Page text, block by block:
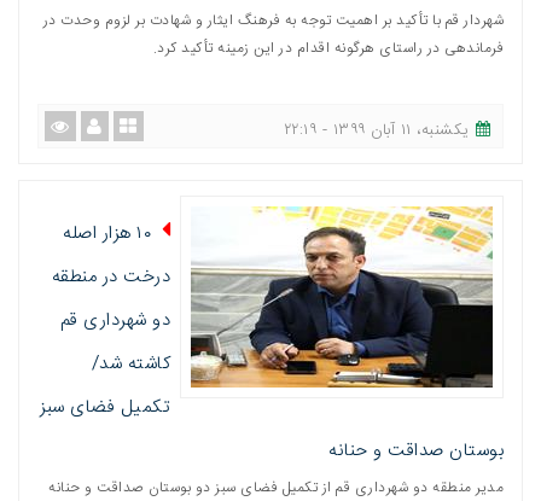
شهردار قم با تأکید بر اهمیت توجه به فرهنگ ایثار و شهادت بر لزوم وحدت در
فرماندهی در راستای هرگونه اقدام در این زمینه تأکید کرد.
یکشنبه، ١١ آبان ١٣٩٩ - ٢٢:١٩
۱۰ هزار اصله
درخت در منطقه
دو شهرداری قم
کاشته شد/
تکمیل فضای سبز
بوستان صداقت و حنانه
مدیر منطقه دو شهرداری قم از تکمیل فضای سبز دو بوستان صداقت و حنانه